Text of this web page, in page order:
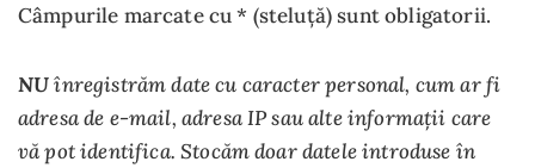
Câmpurile marcate cu * (steluță) sunt obligatorii.
NUînregistrăm date cu caracter personal, cum ar fi
adresa de e-mail, adresa IP sau alte informații care
vă pot identifica. Stocăm doar datele introduse în